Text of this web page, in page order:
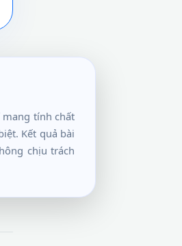
mang tính chất
Kết quả bài
chịu trách